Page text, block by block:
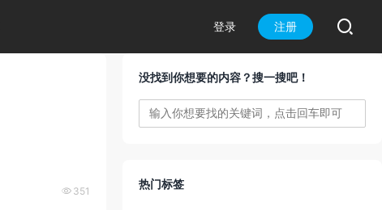

登录 注册
351
没找到你想要的内容？搜一搜吧！
热门标签